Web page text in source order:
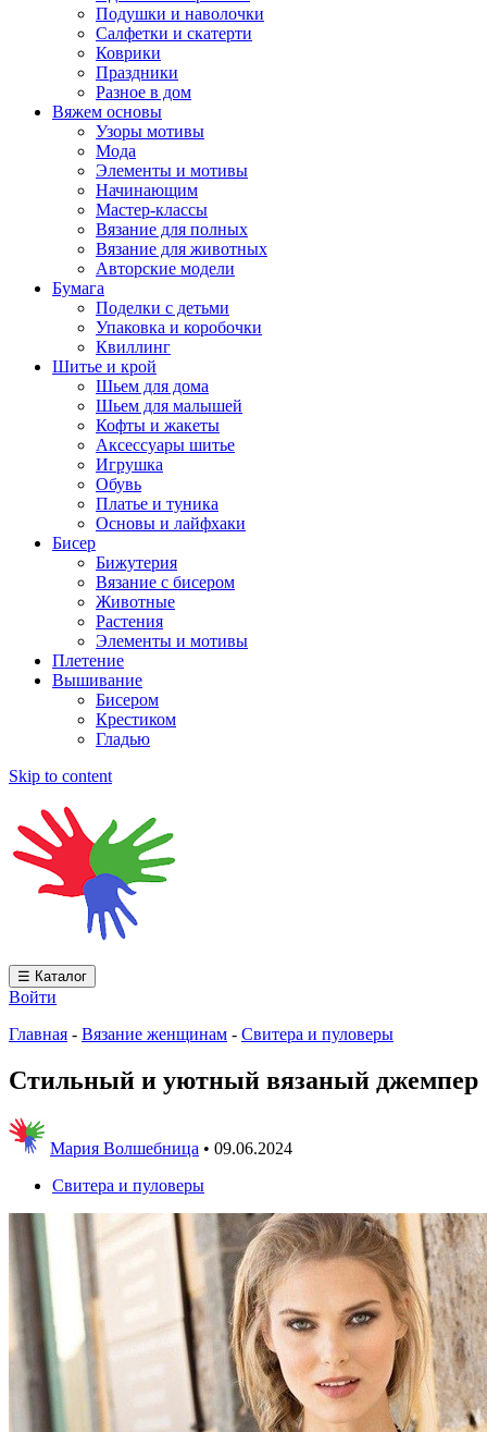
Подушки и наволочки
Салфетки и скатерти
Коврики
Праздники
Разное в дом
Вяжем основы
Узоры мотивы
Мода
Элементы и мотивы
Начинающим
Мастер-классы
Вязание для полных
Вязание для животных
Авторские модели
Бумага
Поделки с детьми
Упаковка и коробочки
Квиллинг
Шитье и крой
Шьем для дома
Шьем для малышей
Кофты и жакеты
Аксессуары шитье
Игрушка
Обувь
Платье и туника
Основы и лайфхаки
Бисер
Бижутерия
Вязание с бисером
Животные
Растения
Элементы и мотивы
Плетение
Вышивание
Бисером
Крестиком
Гладью
Skip to content
☰ Каталог
Войти
Главная - Вязание женщинам - Свитера и пуловеры
Стильный и уютный вязаный джемпер
Мария Волшебница • 09.06.2024
Свитера и пуловеры